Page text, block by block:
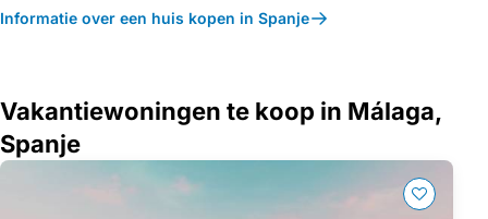
Informatie over een huis kopen in Spanje
Vakantiewoningen te koop in Málaga,
Spanje